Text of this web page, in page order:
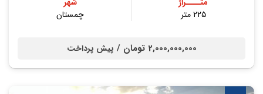
۲۲۵ متر
چمستان
2,000,000,000 تومان / پیش پرداخت